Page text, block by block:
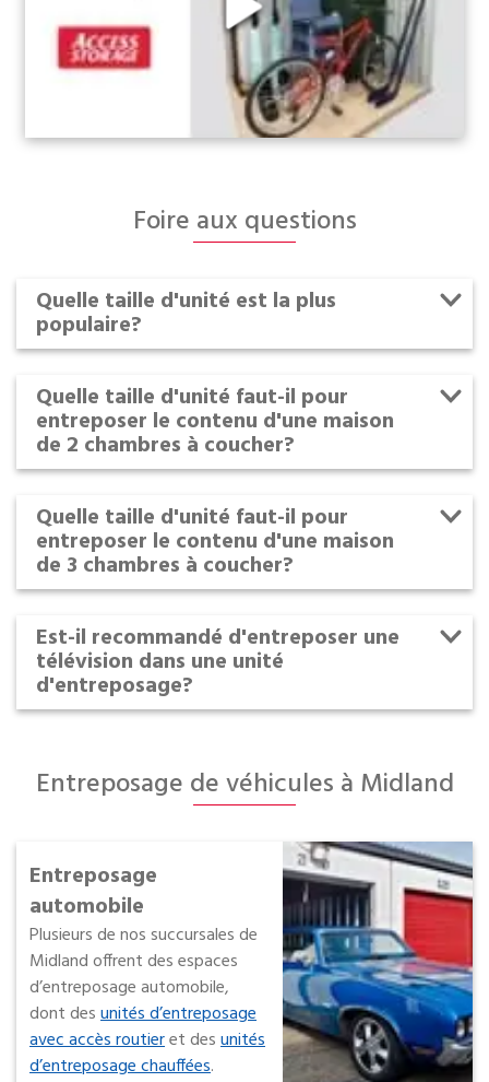
Foire aux questions
Quelle taille d'unité est la plus
populaire?
Quelle taille d'unité faut-il pour
entreposer le contenu d'une maison
de 2 chambres à coucher?
Quelle taille d'unité faut-il pour
entreposer le contenu d'une maison
de 3 chambres à coucher?
Est-il recommandé d'entreposer une
télévision dans une unité
d'entreposage?
Entreposage de véhicules à Midland
Entreposage
automobile
Plusieurs de nos succursales de
Midland offrent des espaces
d’entreposage automobile,
dont desunités d’entreposage
avec accès routieret desunités
d’entreposage chauffées.